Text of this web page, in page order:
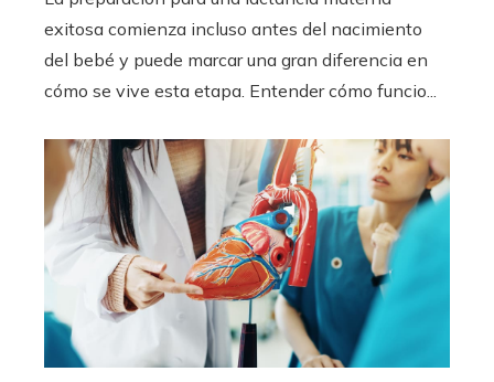
exitosa comienza incluso antes del nacimiento
del bebé y puede marcar una gran diferencia en
cómo se vive esta etapa. Entender cómo funcio...